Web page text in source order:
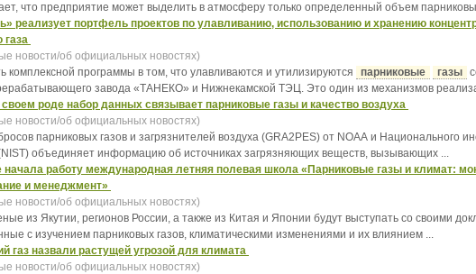
что предприятие может выделить в атмосферу только определенный объем
реализует портфель проектов по улавливанию, использованию и хранению
газа
новости/об официальных новостях)
комплексной программы в том, что улавливаются и утилизируются
парниковые газы
завода «ТАНЕКО» и Нижнекамской ТЭЦ. Это один из механизмов
роде набор данных связывает парниковые газы и качество воздуха
новости/об официальных новостях)
парниковых газов и загрязнителей воздуха (GRA2PES) от NOAA и Национального
объединяет информацию об источниках загрязняющих веществ, вызывающих ...
начала работу международная летняя полевая школа «Парниковые газы и климат:
и менеджмент»
новости/об официальных новостях)
из Якутии, регионов России, а также из Китая и Японии будут выступать со своими
с изучением парниковых газов, климатическими изменениями и их влиянием ...
газ назвали растущей угрозой для климата
новости/об официальных новостях)